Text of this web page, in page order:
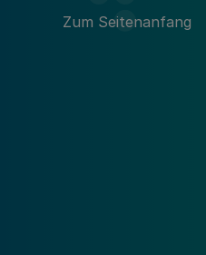
Zum Seitenanfang